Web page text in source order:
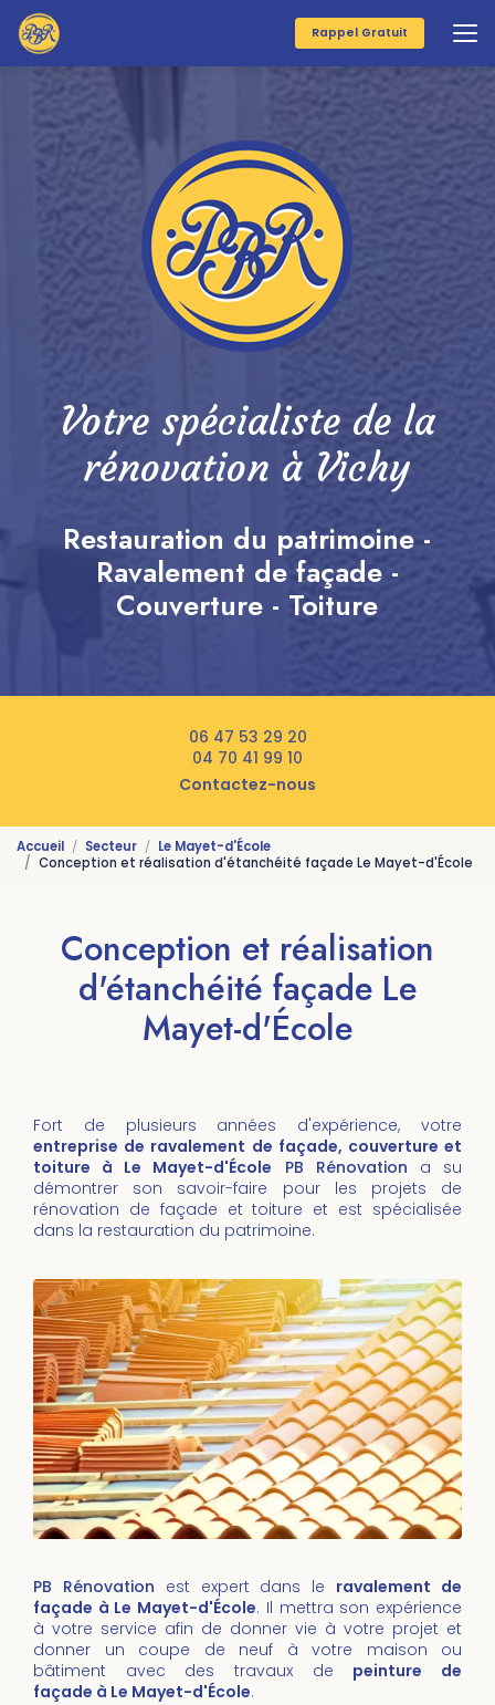
Aller
au
contenu
principal
Rappel Gratuit
Votre spécialiste de la
rénovation à Vichy
Restauration du patrimoine -
Ravalement de façade -
Couverture - Toiture
06 47 53 29 20
04 70 41 99 10
Contactez-nous
Accueil Secteur
Le Mayet-d'École
Conception et réalisation d'étanchéité façade Le Mayet-d'École
Conception et réalisation
d'étanchéité façade Le
Mayet-d'École
Fort de plusieurs années d'expérience, votre
entreprise de ravalement de façade, couverture et
toiture à Le Mayet-d'École
PB Rénovation a su
démontrer son savoir-faire pour les projets de
rénovation de façade et toiture et est spécialisée
dans la restauration du patrimoine.
PB Rénovation est expert dans le ravalement de
façade à Le Mayet-d'École. Il mettra son expérience
à votre service afin de donner vie à votre projet et
donner un coupe de neuf à votre maison ou
bâtiment avec des travaux de peinture de
façade à Le Mayet-d'École.